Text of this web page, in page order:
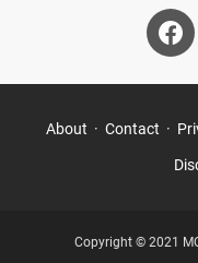
About Contact
Copyright © 2021